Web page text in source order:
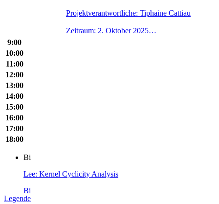
Projektverantwortliche: Tiphaine Cattiau
Zeitraum: 2. Oktober 2025…
9:00
10:00
11:00
12:00
13:00
14:00
15:00
16:00
17:00
18:00
Bi
Lee: Kernel Cyclicity Analysis
Bi
Legende